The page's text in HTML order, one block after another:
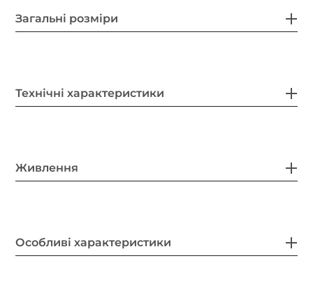
Загальні розміри
Технічні характеристики
Живлення
Особливі характеристики